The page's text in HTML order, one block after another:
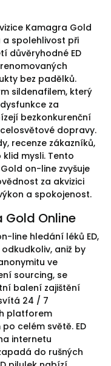
Kamagra Gold
a spolehlivost při
důvěryhodné ED
bez padělků.
sildenafilem, který
za
bezkonkurenční
dopravy.
recenze zákazníků,
mysli. Tento
on-line zvyšuje
za akvizici
a spokojenost.
Online
line hledání léků ED,
aniž by
ve
sourcing, se
balení zajištění
24 / 7
platforem
celém světě. ED
internetu
do rušných